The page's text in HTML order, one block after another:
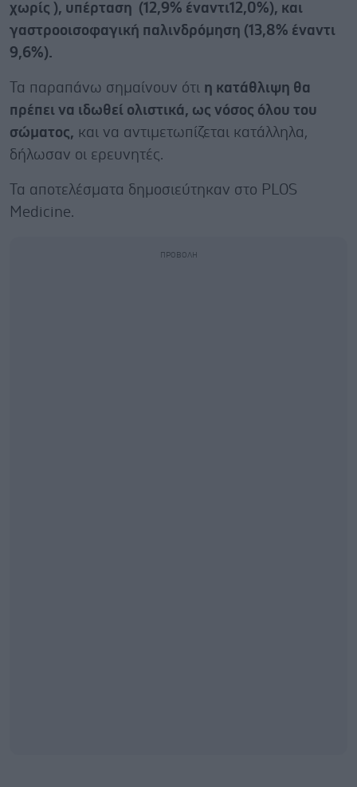
χωρίς ), υπέρταση (12,9% έναντι12,0%), και
γαστροοισοφαγική παλινδρόμηση (13,8% έναντι
9,6%).
Τα παραπάνω σημαίνουν ότι η κατάθλιψη θα
πρέπει να ιδωθεί ολιστικά, ως νόσος όλου του
σώματος, και να αντιμετωπίζεται κατάλληλα,
δήλωσαν οι ερευνητές.
Τα αποτελέσματα δημοσιεύτηκαν στο PLOS
Medicine.